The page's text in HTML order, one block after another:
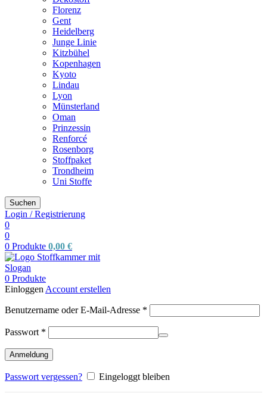
Florenz
Gent
Heidelberg
Junge Linie
Kitzbühel
Kopenhagen
Kyoto
Lindau
Lyon
Münsterland
Oman
Prinzessin
Renforcé
Rosenborg
Stoffpaket
Trondheim
Uni Stoffe
Suchen
Login / Registrierung
0
0
0 Produkte 0,00 €
0 Produkte
Einloggen Account erstellen
Benutzername oder E-Mail-Adresse *
Passwort *
Anmeldung
Passwort vergessen? Eingeloggt bleiben